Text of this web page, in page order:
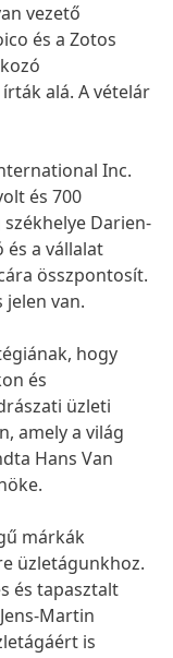
vezető
és a Zotos
alá. A vételár
Inc.
és 700
Darien-
és a vállalat
összpontosít.
jelen van.
hogy
és
üzleti
amely a világ
Hans Van
márkák
üzletágunkhoz.
és tapasztalt
Martin
is